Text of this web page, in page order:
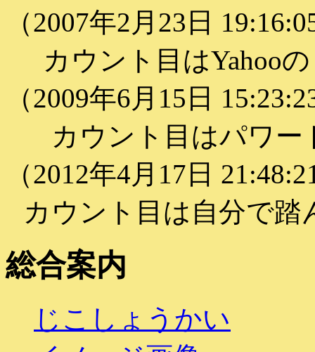
（2007年2月23日
カウント目はYahoo
（2009年6月15日
カウント目はパワ
（2012年4月17日
カウント目は自分で
総合案内
じこ しょうかい